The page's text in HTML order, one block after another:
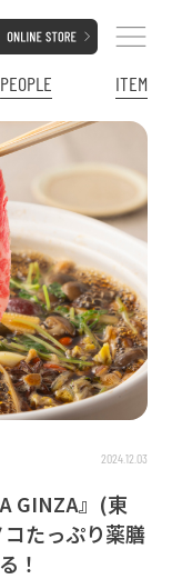
PEOPLE ITEM
2024.12.03
GINZA』(東
たっぷり薬膳
！